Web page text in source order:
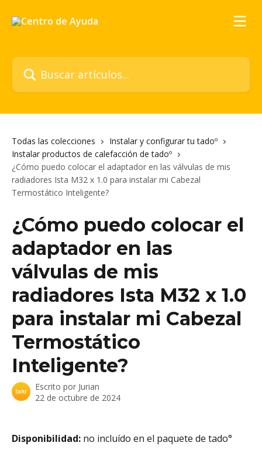
Buscar artículos...
Todas las colecciones
Instalar y configurar tu tadoº
Instalar productos de calefacción de tadoº
¿Cómo puedo colocar el adaptador en las válvulas de mis
radiadores Ista M32 x 1.0 para instalar mi Cabezal
Termostático Inteligente?
¿Cómo puedo colocar el
adaptador en las
válvulas de mis
radiadores Ista M32 x 1.0
para instalar mi Cabezal
Termostático
Inteligente?
Escrito por Jurian
22 de octubre de 2024
Disponibilidad: no incluído en el paquete de tado°